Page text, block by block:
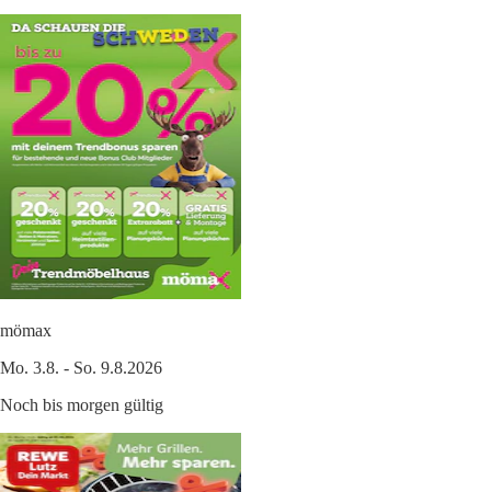
mömax
Mo. 3.8. - So. 9.8.2026
Noch bis morgen gültig